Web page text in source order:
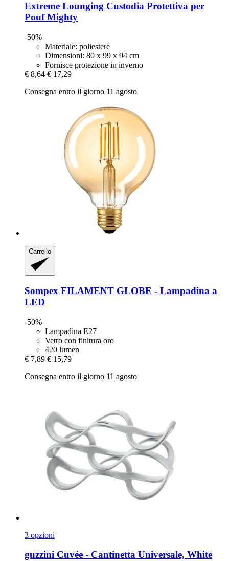
Extreme Lounging Custodia Protettiva per
Pouf Mighty
-50%
Materiale: poliestere
Dimensioni: 80 x 99 x 94 cm
Fornisce protezione in inverno
€ 8,64 € 17,29
Consegna entro il giorno 11 agosto
Carrello
Sompex FILAMENT GLOBE -​ Lampadina a
LED
-50%
Lampadina E27
Vetro con finitura oro
420 lumen
€ 7,89 € 15,79
Consegna entro il giorno 11 agosto
3 opzioni
guzzini Cuvée -​ Cantinetta Universale, White